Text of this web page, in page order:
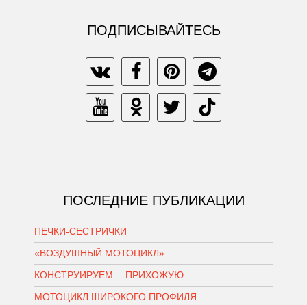
ПОДПИСЫВАЙТЕСЬ
ПОСЛЕДНИЕ ПУБЛИКАЦИИ
ПЕЧКИ-СЕСТРИЧКИ
«ВОЗДУШНЫЙ МОТОЦИКЛ»
КОНСТРУИРУЕМ… ПРИХОЖУЮ
МОТОЦИКЛ ШИРОКОГО ПРОФИЛЯ